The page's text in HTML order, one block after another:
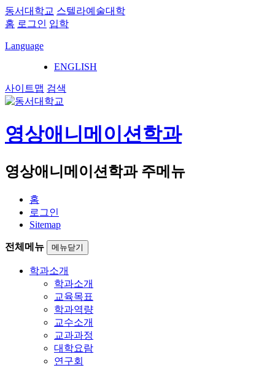
동서대학교 스텔라예술대학
홈 로그인 입학
Language
ENGLISH
사이트맵 검색
영상애니메이션학과
영상애니메이션학과 주메뉴
홈
로그인
Sitemap
전체메뉴 메뉴닫기
학과소개
학과소개
교육목표
학과역량
교수소개
교과과정
대학요람
연구회